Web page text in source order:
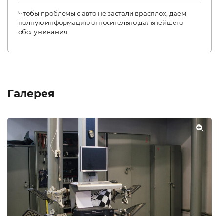
Чтобы проблемы с авто не застали врасплох, даем
полную информацию относительно дальнейшего
обслуживания
Галерея